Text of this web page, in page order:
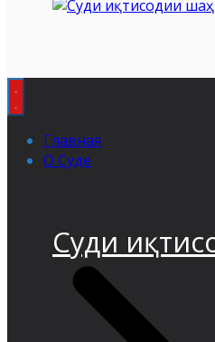
Суди
Главная
О Суде